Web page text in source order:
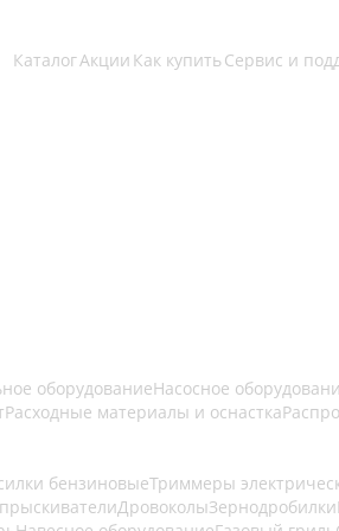
КаталогАкции Как купитьСервис и
оборудованиеНасосное
Расходные материалы и оснастка
бензиновыеТриммеры
ДровоколыЗернодробилки